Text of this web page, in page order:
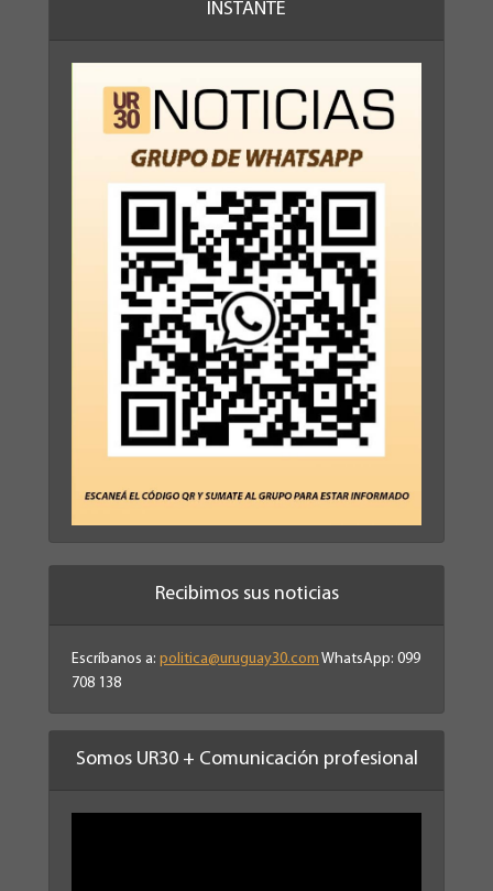
INSTANTE
Recibimos sus noticias
Escríbanos a: politica@uruguay30.com WhatsApp: 099
708 138
Somos UR30 + Comunicación profesional